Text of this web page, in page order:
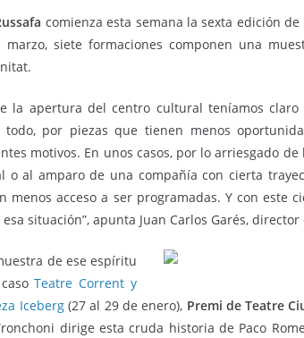
comienza esta semana la sexta edición
marzo, siete formaciones componen una
la apertura del centro cultural teníamos
todo, por piezas que tienen menos
motivos. En unos casos, por lo arriesgado de
o al amparo de una compañía con cierta
menos acceso a ser programadas. Y con este
situación”, apunta Juan Carlos Garés, director
de ese espíritu
Teatre Corrent y
Iceberg(27 al 29 de enero), Premi de Teatre
dirige esta cruda historia de Paco